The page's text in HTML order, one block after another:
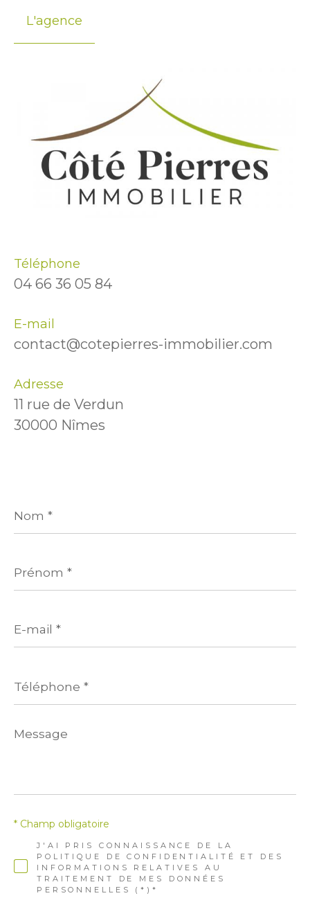
L'agence
Téléphone
04 66 36 05 84
E-mail
contact@cotepierres-immobilier.com
Adresse
11 rue de Verdun
30000 Nîmes
*
*
mail
*
*
Message
*
J'AI PRIS CONNAISSANCE DE LA
POLITIQUE DE CONFIDENTIALITÉ ET DES
INFORMATIONS RELATIVES AU
TRAITEMENT DE MES DONNÉES
PERSONNELLES (*)*
* Champ obligatoire